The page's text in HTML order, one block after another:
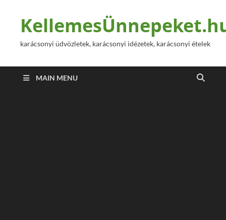
karácsonyi üdvözletek, karácsonyi idézetek, karácsonyi ételek
MAIN MENU